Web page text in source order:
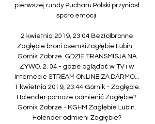
pierwszej rundy Pucharu Polski przyniósł
sporo emocji.
2 kwietnia 2019, 23:04 Bez(o)bronne
Zagłębie broni ósemkiZagłębie Lubin -
Górnik Zabrze. GDZIE TRANSMISJA NA
ŻYWO. 2. 04 - gdzie oglądać w TV i w
Internecie STREAM ONLINE ZA DARMO...
1 kwietnia 2019, 23:44 Górnik - Zagłębie.
Holender pomoże odmienić Zagłębie?
Górnik Zabrze - KGHM Zagłębie Lubin.
Holender odmieni Zagłębie?